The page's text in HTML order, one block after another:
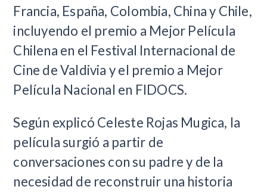
Francia, España, Colombia, China y Chile,
incluyendo el premio a Mejor Película
Chilena en el Festival Internacional de
Cine de Valdivia y el premio a Mejor
Película Nacional en FIDOCS.
Según explicó Celeste Rojas Mugica, la
película surgió a partir de
conversaciones con su padre y de la
necesidad de reconstruir una historia